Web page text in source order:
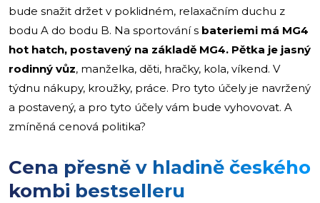
bude snažit držet v poklidném, relaxačním duchu z
bodu A do bodu B. Na sportování s bateriemi má MG4
hot hatch, postavený na základě MG4. Pětka je jasný
rodinný vůz, manželka, děti, hračky, kola, víkend. V
týdnu nákupy, kroužky, práce. Pro tyto účely je navržený
a postavený, a pro tyto účely vám bude vyhovovat. A
zmíněná cenová politika?
Cena přesně v hladině českého
kombi bestselleru